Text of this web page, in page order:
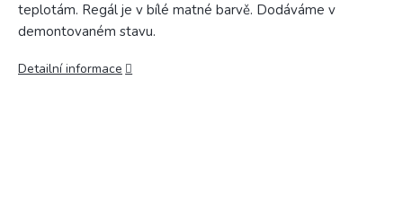
teplotám. Regál je v bílé matné barvě. Dodáváme v
demontovaném stavu.
Detailní informace